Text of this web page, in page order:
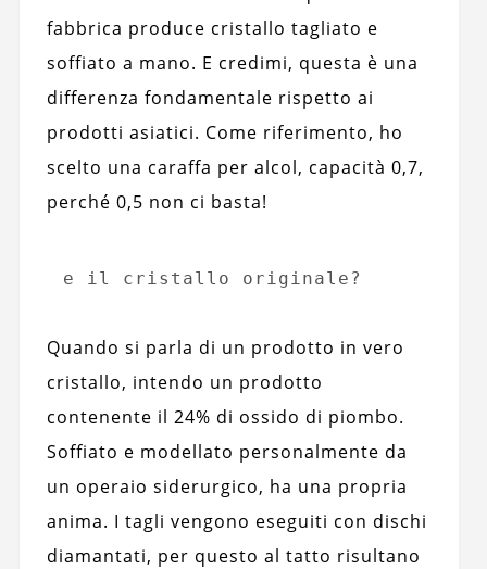
fabbrica produce cristallo tagliato e
soffiato a mano. E credimi, questa è una
differenza fondamentale rispetto ai
prodotti asiatici. Come riferimento, ho
scelto una caraffa per alcol, capacità 0,7,
perché 0,5 non ci basta!
e il cristallo originale?
Quando si parla di un prodotto in vero
cristallo, intendo un prodotto
contenente il 24% di ossido di piombo.
Soffiato e modellato personalmente da
un operaio siderurgico, ha una propria
anima. I tagli vengono eseguiti con dischi
diamantati, per questo al tatto risultano